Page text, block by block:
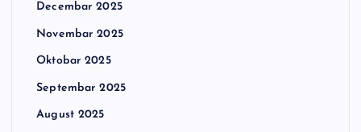
Decembar 2025
Novembar 2025
Oktobar 2025
Septembar 2025
August 2025